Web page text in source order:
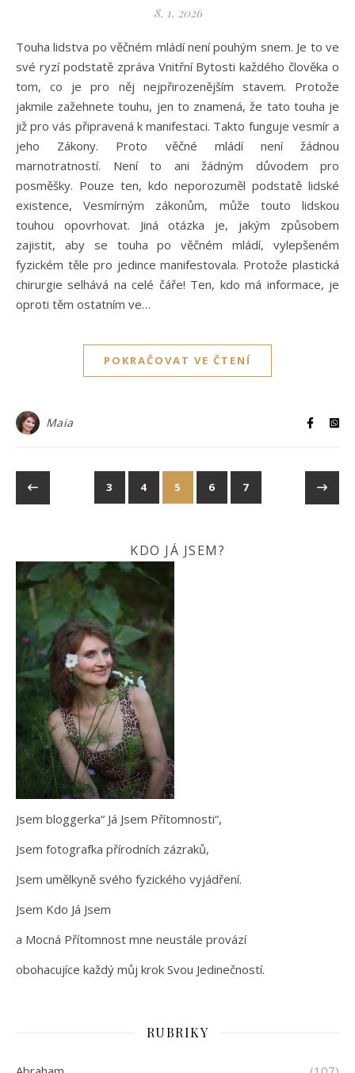
8. 1. 2026
Touha lidstva po věčném mládí není pouhým snem. Je to ve
své ryzí podstatě zpráva Vnitřní Bytosti každého člověka o
tom, co je pro něj nejpřirozenějším stavem. Protože
jakmile zažehnete touhu, jen to znamená, že tato touha je
již pro vás připravená k manifestaci. Takto funguje vesmír a
jeho Zákony. Proto věčné mládí není žádnou
marnotratností. Není to ani žádným důvodem pro
posměšky. Pouze ten, kdo neporozuměl podstatě lidské
existence, Vesmírným zákonům, může touto lidskou
touhou opovrhovat. Jiná otázka je, jakým způsobem
zajistit, aby se touha po věčném mládí, vylepšeném
fyzickém těle pro jedince manifestovala. Protože plastická
chirurgie selhává na celé čáře! Ten, kdo má informace, je
oproti těm ostatním ve…
POKRAČOVAT VE ČTENÍ
Maia
3 4 5 6 7
KDO JÁ JSEM?
Jsem bloggerka“ Já Jsem Přítomnosti“,
Jsem fotografka přírodních zázraků,
Jsem umělkyně svého fyzického vyjádření.
Jsem Kdo Já Jsem
a Mocná Přítomnost mne neustále provází
obohacujíce každý můj krok Svou Jedinečností.
RUBRIKY